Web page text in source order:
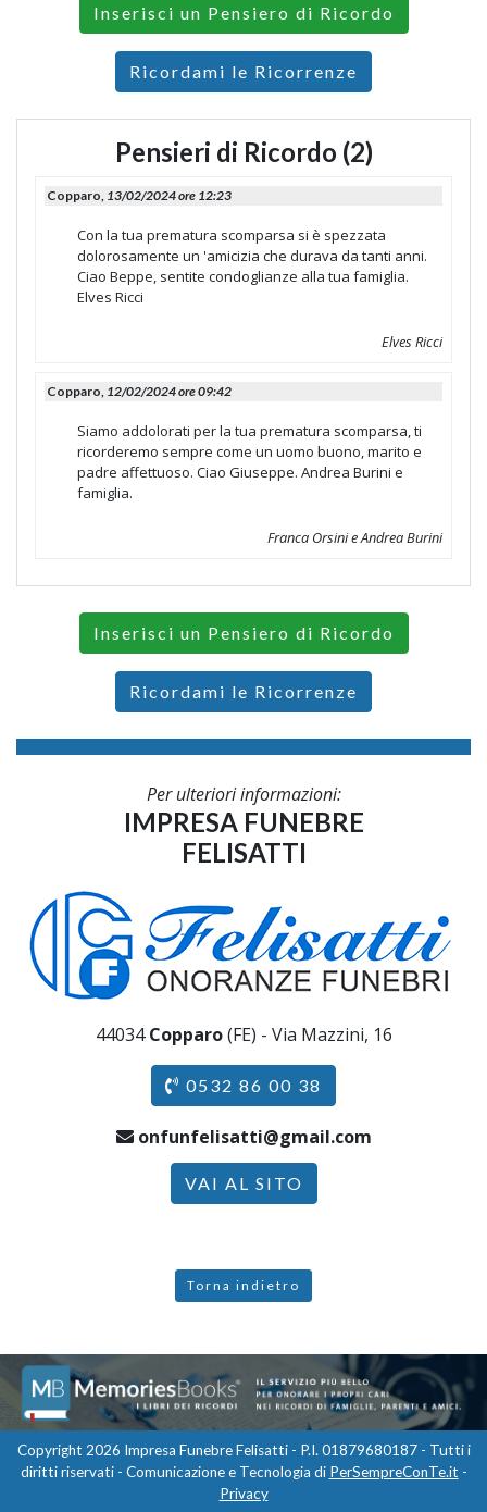
Inserisci un Pensiero di Ricordo
Ricordami le Ricorrenze
Pensieri di Ricordo (2)
Copparo, 13/02/2024 ore 12:23
Con la tua prematura scomparsa si è spezzata
dolorosamente un 'amicizia che durava da tanti anni.
Ciao Beppe, sentite condoglianze alla tua famiglia.
Elves Ricci
Elves Ricci
Copparo, 12/02/2024 ore 09:42
Siamo addolorati per la tua prematura scomparsa, ti
ricorderemo sempre come un uomo buono, marito e
padre affettuoso. Ciao Giuseppe. Andrea Burini e
famiglia.
Franca Orsini e Andrea Burini
Inserisci un Pensiero di Ricordo
Ricordami le Ricorrenze
Per ulteriori informazioni:
IMPRESA FUNEBRE
FELISATTI
44034Copparo(FE) - Via Mazzini, 16
0532 86 00 38
onfunfelisatti@gmail.com
VAI AL SITO
Torna indietro
Copyright 2026 Impresa Funebre Felisatti - P.I. 01879680187 - Tutti i
diritti riservati - Comunicazione e Tecnologia di PerSempreConTe.it -
Privacy